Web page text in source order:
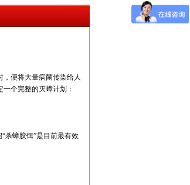
便将大量病菌传染给人
个完整的灭蟑计划：
杀蟑胶饵”是目前最有效